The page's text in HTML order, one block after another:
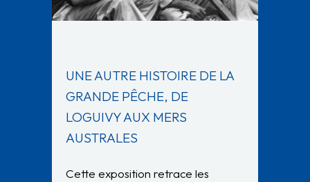
UNE AUTRE HISTOIRE DE LA
GRANDE PÊCHE, DE
LOGUIVY AUX MERS
AUSTRALES
Cette exposition retrace les